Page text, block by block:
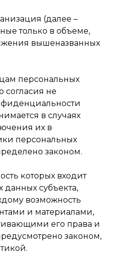
(далее –
только в объеме,
вышеназванных
персональных
согласия не
в случаях
их в
персональных
законом.
которых входит
данных субъекта,
возможность
и материалами,
его права и
законом,